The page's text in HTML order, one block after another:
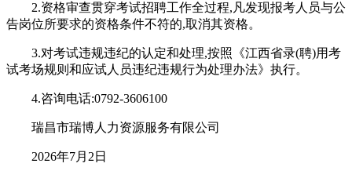
2.资格审查贯穿考试招聘工作全过程,凡发现报考人员与公
告岗位所要求的资格条件不符的,取消其资格。
3.对考试违规违纪的认定和处理,按照《江西省录(聘)用考
试考场规则和应试人员违纪违规行为处理办法》执行。
4.咨询电话:0792-3606100
瑞昌市瑞博人力资源服务有限公司
2026年7月2日